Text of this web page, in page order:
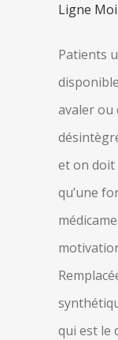
Ligne
Patients
avaler ou
et on doit
qu’une
qui est le